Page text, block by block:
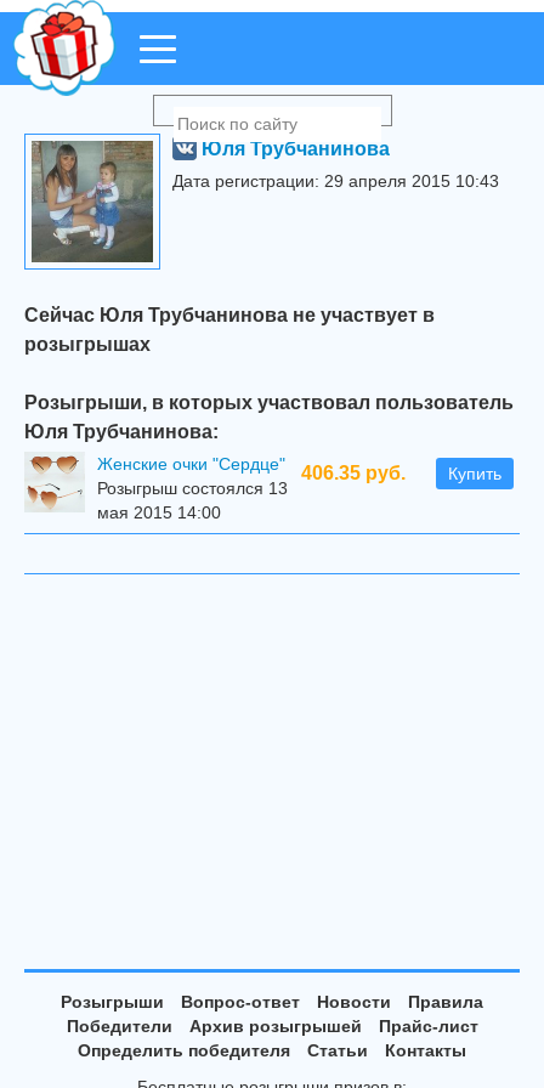
Юля Трубчанинова
Дата регистрации: 29 апреля 2015 10:43
Сейчас Юля Трубчанинова не участвует в
розыгрышах
Розыгрыши, в которых участвовал пользователь
Юля Трубчанинова:
406.35 руб. Купить
Женские очки "Сердце"
Розыгрыш состоялся 13
мая 2015 14:00
Розыгрыши Вопрос-ответ Новости
Правила
Победители
Архив розыгрышей
Прайс-лист
Определить победителя
Статьи
Контакты